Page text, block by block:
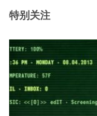
特别关注